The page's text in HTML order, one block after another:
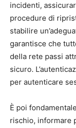
incidenti,
procedure di
stabilire
garantisce che
della rete passi
sicuro.
per autenticare
È poi
rischio, informare